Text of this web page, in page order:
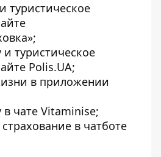
туристическое
;
туристическое
Polis.UA;
в приложении
чате Vitaminise;
в чатботе